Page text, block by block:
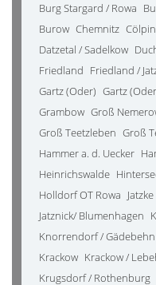
Burg Stargard / Rowa
Burow Chemnitz Cölpin
Datzetal / Sadelkow
Friedland Friedland /
Gartz (Oder) Gartz
Grambow Groß
Groß Teetzleben Groß
Hammer a. d. Uecker
Heinrichswalde
Holldorf OT Rowa Jatzke
Jatznick/ Blumenhagen
Knorrendorf / Gädebehn
Krackow Krackow /
Krugsdorf / Rothenburg